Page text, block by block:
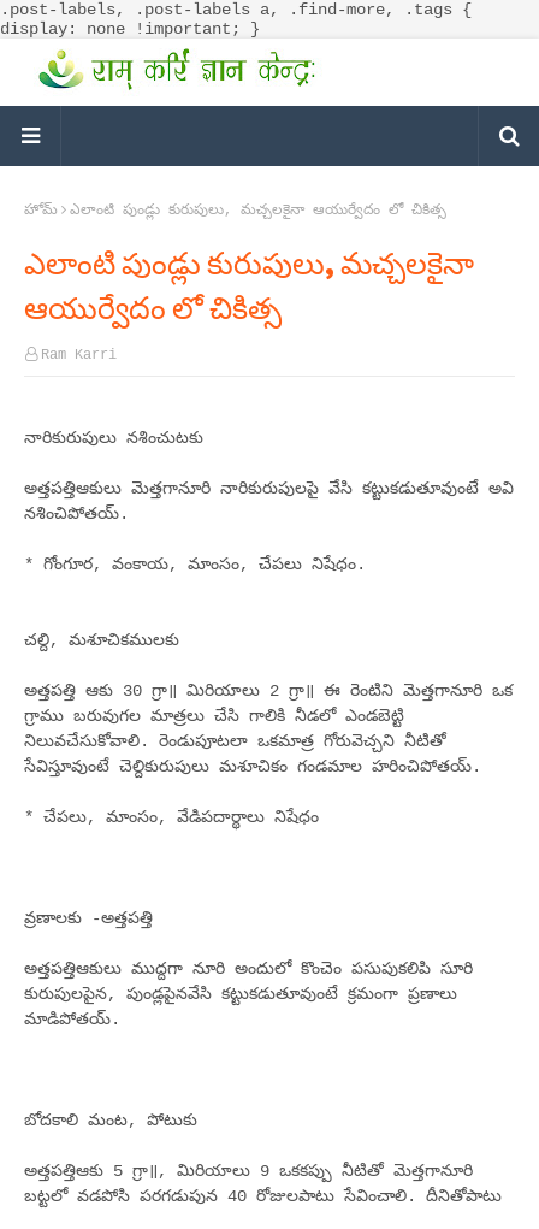
.post-labels, .post-labels a, .find-more, .tags {
display: none !important; }
హోమ్ ఎలాంటి పుండ్లు కురుపులు, మచ్చలకైనా ఆయుర్వేదం లో చికిత్స
ఎలాంటి పుండ్లు కురుపులు, మచ్చలకైనా
ఆయుర్వేదం లో చికిత్స
Ram Karri
నారికురుపులు నశించుటకు
అత్తపత్తిఆకులు మెత్తగానూరి నారికురుపులపై వేసి కట్టుకడుతూవుంటే అవి
నశించిపోతయ్.
* గోంగూర, వంకాయ, మాంసం, చేపలు నిషేధం.
చల్ది, మశూచికములకు
అత్తపత్తి ఆకు 30 గ్రా॥ మిరియాలు 2 గ్రా॥ ఈ రెంటిని మెత్తగానూరి ఒక
గ్రాము బరువుగల మాత్రలు చేసి గాలికి నీడలో ఎండబెట్టి
నిలువచేసుకోవాలి. రెండుపూటలా ఒకమాత్ర గోరువెచ్చని నీటితో
సేవిస్తూవుంటే చెల్దికురుపులు మశూచికం గండమాల హరించిపోతయ్.
* చేపలు, మాంసం, వేడిపదార్థాలు నిషేధం
వ్రణాలకు -అత్తపత్తి
అత్తపత్తిఆకులు ముద్దగా నూరి అందులో కొంచెం పసుపుకలిపి సూరి
కురుపులపైన, పుండ్లపైనవేసి కట్టుకడుతూవుంటే క్రమంగా ప్రణాలు
మాడిపోతయ్.
బోదకాలి మంట, పోటుకు
అత్తపత్తిఆకు 5 గ్రా॥, మిరియాలు 9 ఒకకప్పు నీటితో మెత్తగానూరి
బట్టలో వడపోసి పరగడుపున 40 రోజులపాటు సేవించాలి. దీనితోపాటు